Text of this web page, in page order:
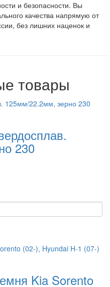
и безопасности. Вы
качества напрямую от
без лишних наценок и
товары
230
Kia Sorento